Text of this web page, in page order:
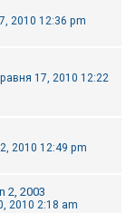
2010 12:36 pm
17, 2010 12:22
2010 12:49 pm
2, 2003
2010 2:18 am